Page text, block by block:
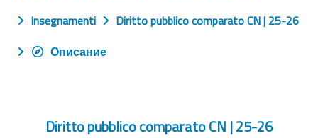
Insegnamenti
Diritto pubblico comparato CN | 25-26
Описание
Diritto pubblico comparato CN | 25-26